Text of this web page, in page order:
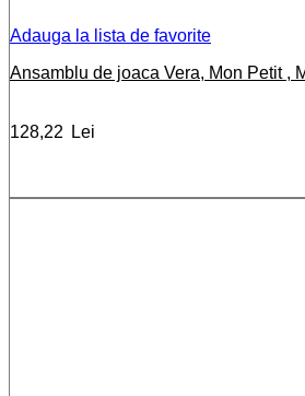
Adauga la lista de favorite
Ansamblu de joaca Vera, Mon Petit ,
128,22 Lei